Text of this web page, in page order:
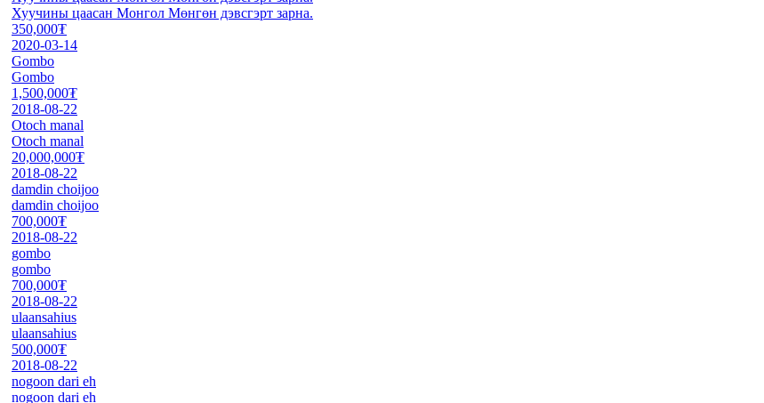
Хуучины цаасан Монгол Мөнгөн дэвсгэрт зарна.
350,000₮
2020-03-14
Gombo
Gombo
1,500,000₮
2018-08-22
Otoch manal
Otoch manal
20,000,000₮
2018-08-22
damdin choijoo
damdin choijoo
700,000₮
2018-08-22
gombo
gombo
700,000₮
2018-08-22
ulaansahius
ulaansahius
500,000₮
2018-08-22
nogoon dari eh
nogoon dari eh